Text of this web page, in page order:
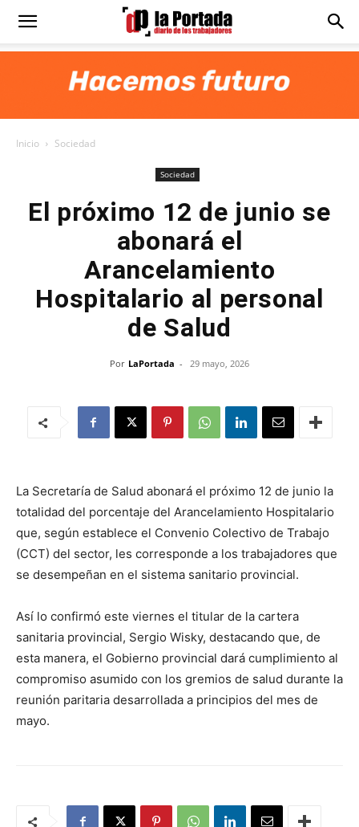
Diario
Inicio Sociedad
Sociedad
El próximo 12 de junio se
abonará el
Arancelamiento
Hospitalario al personal
de Salud
Por LaPortada - 29 mayo, 2026
La Secretaría de Salud abonará el próximo 12 de junio la
totalidad del porcentaje del Arancelamiento Hospitalario
que, según establece el Convenio Colectivo de Trabajo
(CCT) del sector, les corresponde a los trabajadores que
se desempeñan en el sistema sanitario provincial.
Así lo confirmó este viernes el titular de la cartera
sanitaria provincial, Sergio Wisky, destacando que, de
esta manera, el Gobierno provincial dará cumplimiento al
compromiso asumido con los gremios de salud durante la
reunión paritaria desarrollada a principios del mes de
mayo.